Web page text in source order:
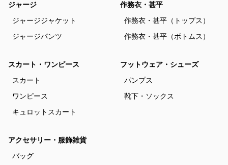
ジャージ
ジャージジャケット
ジャージパンツ
作務衣・甚平
作務衣・甚平（トップス）
作務衣・甚平（ボトムス）
スカート・ワンピース
スカート
ワンピース
キュロットスカート
フットウェア・シューズ
パンプス
靴下・ソックス
アクセサリー・服飾雑貨
バッグ